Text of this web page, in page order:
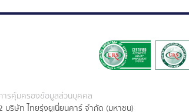
ารคุ้มครองข้อมูลส่วนบุคคล
ริษัท ไทยรุ่งยูเนี่ยนคาร์ จำกัด (มหาชน)